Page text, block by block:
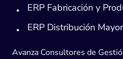
ERP Fabricación y
ERP Distribución
Avanza Consultores de